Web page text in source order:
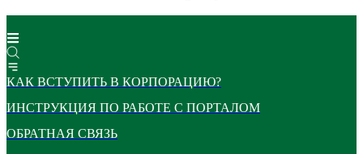
КАК ВСТУПИТЬ В КОРПОРАЦИЮ?
ИНСТРУКЦИЯ ПО РАБОТЕ С ПОРТАЛОМ
ОБРАТНАЯ СВЯЗЬ